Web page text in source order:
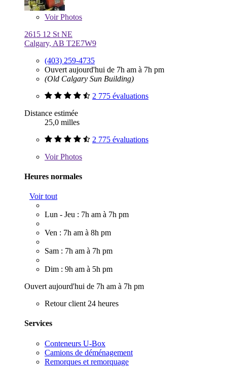
VoirPhotos
2615 12 St NE
Calgary, AB T2E7W9
(403) 259-4735
Ouvert aujourd'hui de 7h am à 7h pm
(Old Calgary Sun Building)
2 775 évaluations
Distance estimée
25,0 milles
2 775 évaluations
VoirPhotos
Heures normales
Voir tout
Lun - Jeu : 7h am à 7h pm
Ven : 7h am à 8h pm
Sam : 7h am à 7h pm
Dim : 9h am à 5h pm
Ouvert aujourd'hui de 7h am à 7h pm
Retour client 24 heures
Services
Conteneurs U-Box
Camions de déménagement
Remorques et remorquage